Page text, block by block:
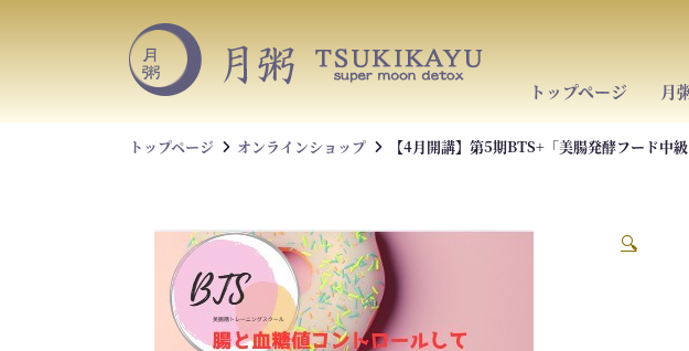
t
トップページ 月
トップページ オンラインショップ 【4月開講】第5期BTS+「美腸発酵フード中
🔍